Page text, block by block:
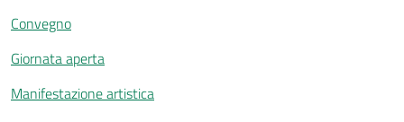
Convegno
Giornata aperta
Manifestazione artistica